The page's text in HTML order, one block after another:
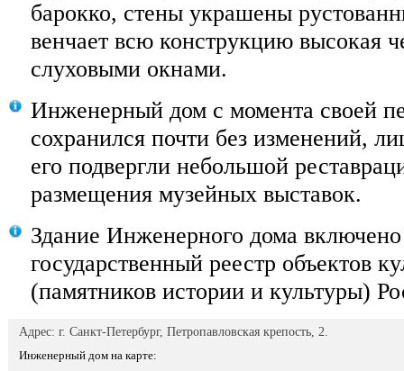
барокко, стены украшены
венчает всю конструкцию высокая
слуховыми окнами.
Инженерный дом с момента своей
сохранился почти без изменений,
его подвергли небольшой
размещения музейных выставок.
Здание Инженерного дома
государственный реестр объектов
(памятников истории и культуры)
Адрес: г. Санкт-Петербург, Петропавловская крепость, 2.
Инженерный дом на карте: